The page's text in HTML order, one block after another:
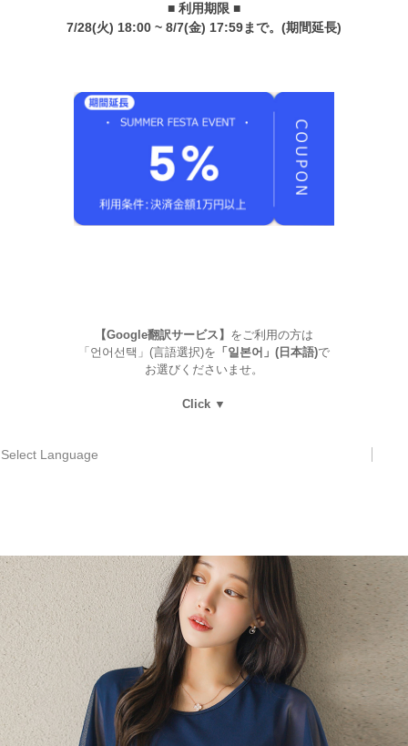
■ 利用期限 ■
7/28(火) 18:00 ~ 8/7(金) 17:59まで。(期間延長)
【Google翻訳サービス】 をご利用の方は
「언어선택」(言語選択)を 「일본어」(日本語)で
お選びくださいませ。
Click ▼
Select Language